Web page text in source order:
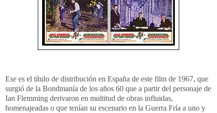
Ese es el título de distribución en España de este film de 1967, que
surgió de la Bondmanía de los años 60 que a partir del personaje de
Ian Flemming derivaron en multitud de obras influidas,
homenajeadas o que tenían su escenario en la Guerra Fría a uno y